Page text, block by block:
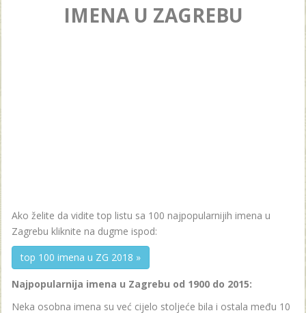
IMENA U ZAGREBU
Ako želite da vidite top listu sa 100 najpopularnijih imena u
Zagrebu kliknite na dugme ispod:
top 100 imena u ZG 2018 »
Najpopularnija imena u Zagrebu od 1900 do 2015:
Neka osobna imena su već cijelo stoljeće bila i ostala među 10